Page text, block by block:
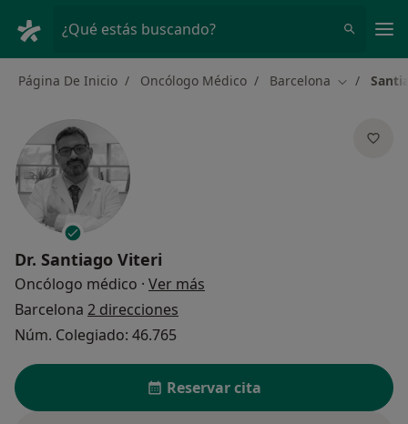
¿Qué estás buscando?
Página De Inicio Oncólogo Médico Barcelona Cambiar
Dr. Santiago Viteri
Oncólogo médico · Ver más
Barcelona 2 direcciones
Núm. Colegiado: 46.765
Reservar cita